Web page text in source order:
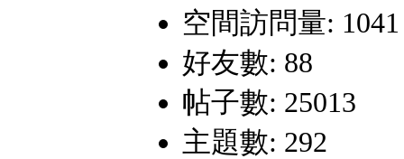
空間訪問量: 1041
好友數: 88
帖子數: 25013
主題數: 292